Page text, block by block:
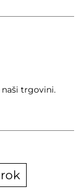
naši trgovini.